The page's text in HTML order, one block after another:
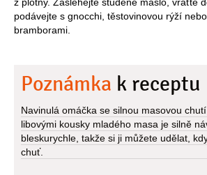
podávejte s gnocchi, těstovinovou rýží
bramborami.
Poznámka k receptu
Navinulá omáčka se silnou masovou
libovými kousky mladého masa je silně
bleskurychle, takže si ji můžete udělat,
chuť.